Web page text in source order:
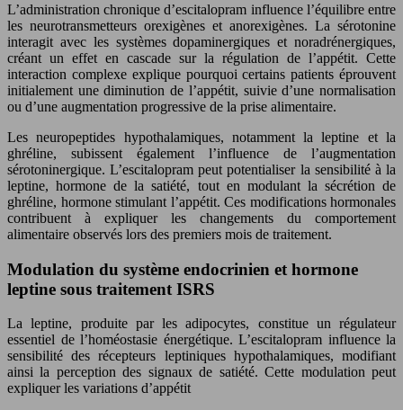
L’administration chronique d’escitalopram influence l’équilibre entre
les neurotransmetteurs orexigènes et anorexigènes. La sérotonine
interagit avec les systèmes dopaminergiques et noradrénergiques,
créant un effet en cascade sur la régulation de l’appétit. Cette
interaction complexe explique pourquoi certains patients éprouvent
initialement une diminution de l’appétit, suivie d’une normalisation
ou d’une augmentation progressive de la prise alimentaire.
Les neuropeptides hypothalamiques, notamment la leptine et la
ghréline, subissent également l’influence de l’augmentation
sérotoninergique. L’escitalopram peut potentialiser la sensibilité à la
leptine, hormone de la satiété, tout en modulant la sécrétion de
ghréline, hormone stimulant l’appétit. Ces modifications hormonales
contribuent à expliquer les changements du comportement
alimentaire observés lors des premiers mois de traitement.
Modulation du système endocrinien et hormone
leptine sous traitement ISRS
La leptine, produite par les adipocytes, constitue un régulateur
essentiel de l’homéostasie énergétique. L’escitalopram influence la
sensibilité des récepteurs leptiniques hypothalamiques, modifiant
ainsi la perception des signaux de satiété. Cette modulation peut
expliquer les variations d’appétit